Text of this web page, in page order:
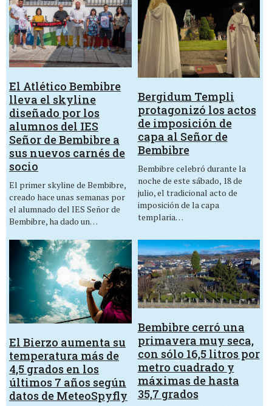
El Atlético Bembibre
lleva el skyline
diseñado por los
alumnos del IES
Señor de Bembibre a
sus nuevos carnés de
socio
El primer skyline de Bembibre,
creado hace unas semanas por
el alumnado del IES Señor de
Bembibre, ha dado un…
Bergidum Templi
protagonizó los actos
de imposición de
capa al Señor de
Bembibre
Bembibre celebró durante la
noche de este sábado, 18 de
julio, el tradicional acto de
imposición de la capa
templaria…
El Bierzo aumenta su
temperatura más de
4,5 grados en los
últimos 7 años según
datos de MeteoSpyfly
Bembibre cerró una
primavera muy seca,
con sólo 16,5 litros por
metro cuadrado y
máximas de hasta
35,7 grados